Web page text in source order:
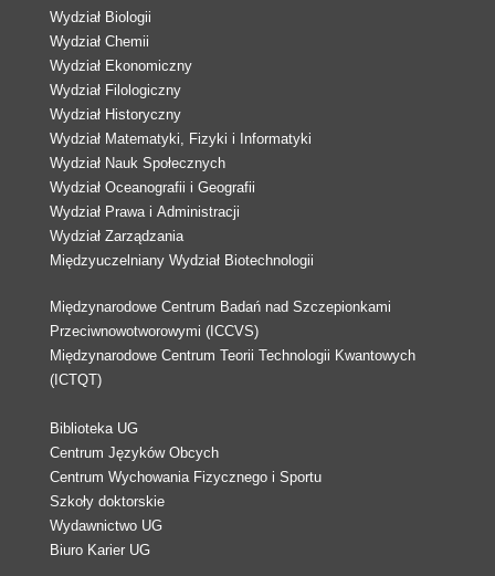
Wydział Biologii
Wydział Chemii
Wydział Ekonomiczny
Wydział Filologiczny
Wydział Historyczny
Wydział Matematyki, Fizyki i Informatyki
Wydział Nauk Społecznych
Wydział Oceanografii i Geografii
Wydział Prawa i Administracji
Wydział Zarządzania
Międzyuczelniany Wydział Biotechnologii
Międzynarodowe Centrum Badań nad Szczepionkami
Przeciwnowotworowymi (ICCVS)
Międzynarodowe Centrum Teorii Technologii Kwantowych
(ICTQT)
Biblioteka UG
Centrum Języków Obcych
Centrum Wychowania Fizycznego i Sportu
Szkoły doktorskie
Wydawnictwo UG
Biuro Karier UG